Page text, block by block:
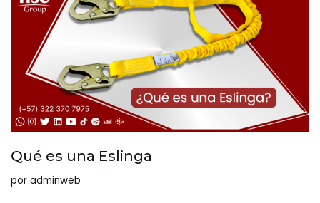
Qué es una Eslinga
por adminweb